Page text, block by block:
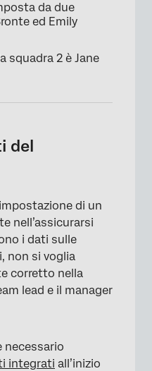
da due
ed Emily
squadra 2 è Jane
del
di un
nell’assicurarsi
i dati sulle
non si voglia
corretto nella
lead e il manager
necessario
integrati all’inizio